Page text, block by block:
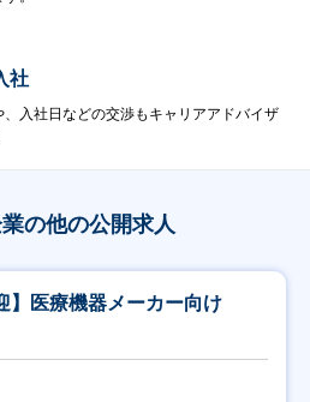
社
、入社日などの交渉もキャリアアドバイザ
の他の公開求人
】医療機器メーカー向け